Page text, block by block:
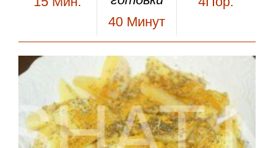
40 Минут